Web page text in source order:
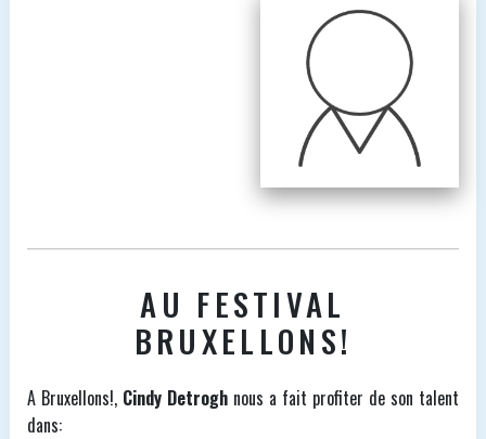
AU FESTIVAL
BRUXELLONS!
A Bruxellons!, Cindy Detroghnous a fait profiter de son talent
dans: